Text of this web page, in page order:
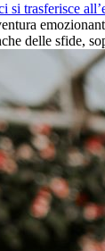
si trasferisce
delle sfide,
tu stia
per un
Capire
è la chiave